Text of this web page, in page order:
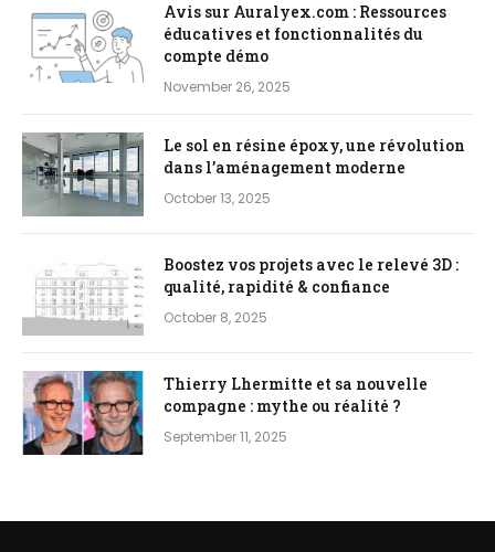
Avis sur Auralyex.com : Ressources
éducatives et fonctionnalités du
compte démo
November 26, 2025
Le sol en résine époxy, une révolution
dans l’aménagement moderne
October 13, 2025
Boostez vos projets avec le relevé 3D :
qualité, rapidité & confiance
October 8, 2025
Thierry Lhermitte et sa nouvelle
compagne : mythe ou réalité ?
September 11, 2025